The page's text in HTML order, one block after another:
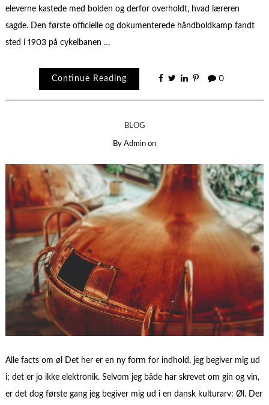
eleverne kastede med bolden og derfor overholdt, hvad læreren
sagde. Den første officielle og dokumenterede håndboldkamp fandt
sted i 1903 på cykelbanen …
Continue Reading 0
BLOG
By Admin on
Alle facts om øl Det her er en ny form for indhold, jeg begiver mig ud
i; det er jo ikke elektronik. Selvom jeg både har skrevet om gin og vin,
er det dog første gang jeg begiver mig ud i en dansk kulturarv: Øl. Der